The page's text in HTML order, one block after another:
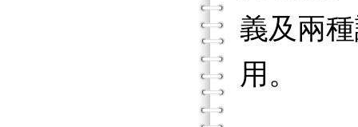
義及兩
用。